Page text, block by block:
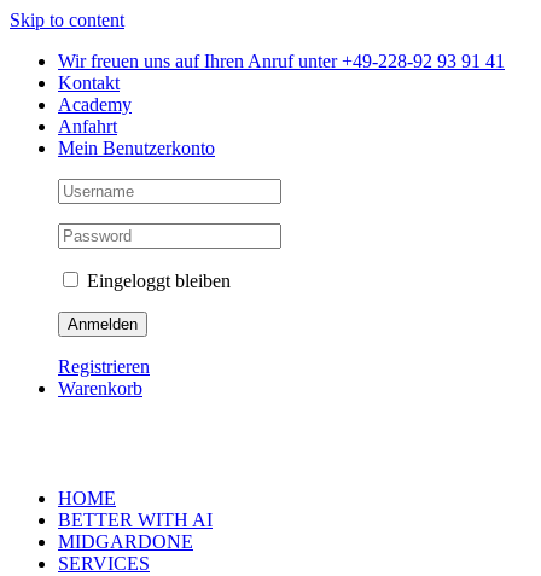
Skip to content
Wir freuen uns auf Ihren Anruf unter +49-228-92 93 91 41
Kontakt
Academy
Anfahrt
Mein Benutzerkonto
Eingeloggt bleiben
Registrieren
Warenkorb
HOME
BETTER WITH AI
MIDGARDONE
SERVICES